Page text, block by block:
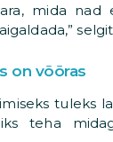
mida nad
on võõras
tuleks
teha